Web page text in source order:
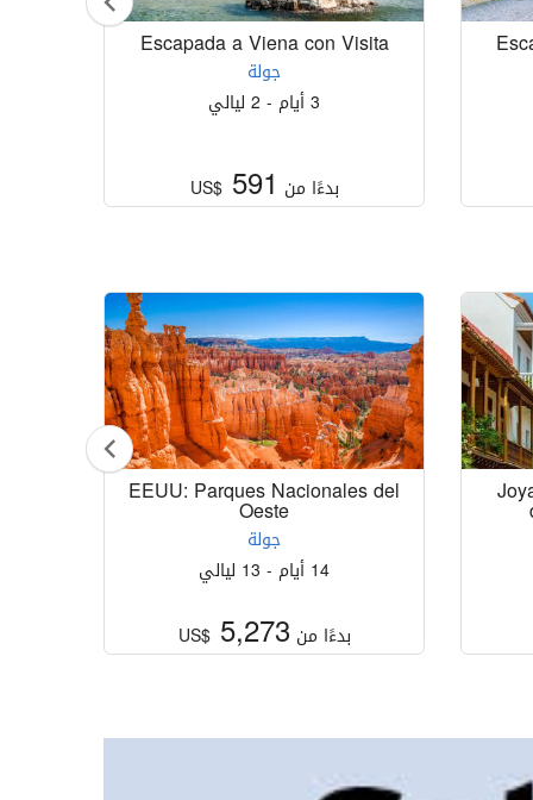
Escapada a Viena con Visita
جولة
3 أيام - 2 ليالي
بدءًا من US$591
EEUU: Parques Nacionales del
Oeste
جولة
14 أيام - 13 ليالي
بدءًا من US$5,273